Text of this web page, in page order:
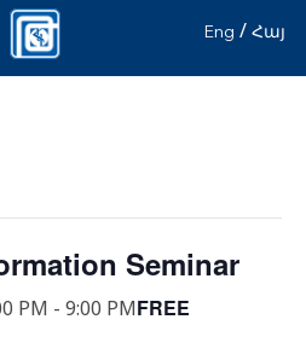
Eng / Հայ
Seminar
PM - 9:00 PMFREE